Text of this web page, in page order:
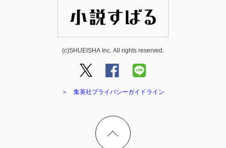
(c)SHUEISHA Inc. All rights reserved.
＞ 集英社プライバシーガイドライン